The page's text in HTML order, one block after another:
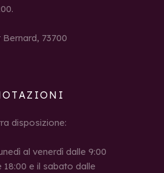
73700
disposizione:
al venerdì dalle 9:00
18:00 e il sabato dalle